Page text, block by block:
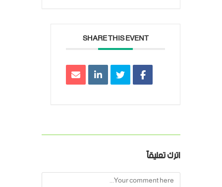
SHARE THIS EVENT
اترك تعليقاً